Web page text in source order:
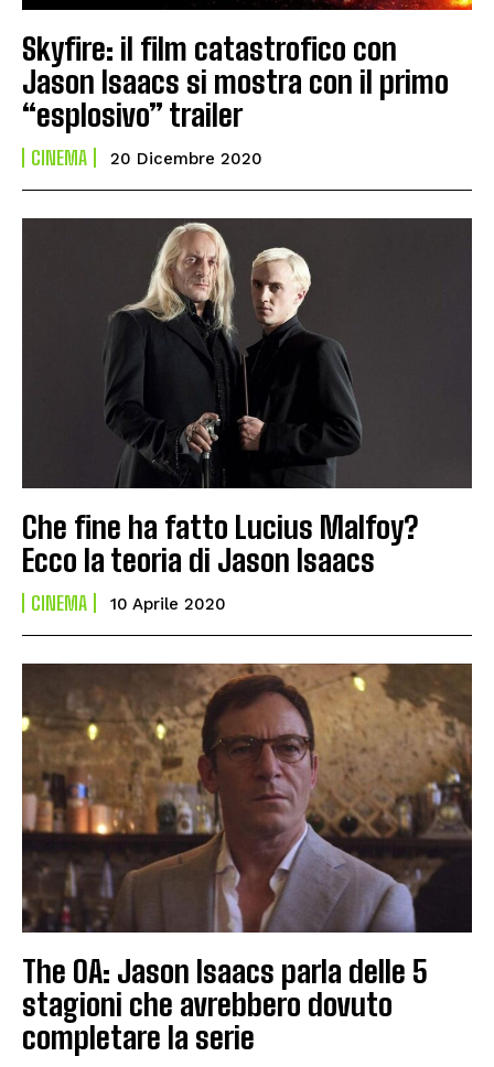
Skyfire: il film catastrofico con
Jason Isaacs si mostra con il primo
“esplosivo” trailer
CINEMA 20 Dicembre 2020
Che fine ha fatto Lucius Malfoy?
Ecco la teoria di Jason Isaacs
CINEMA 10 Aprile 2020
The OA: Jason Isaacs parla delle 5
stagioni che avrebbero dovuto
completare la serie